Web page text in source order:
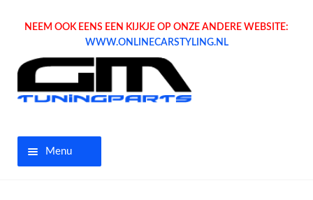
NEEM OOK EENS EEN KIJKJE OP ONZE ANDERE WEBSITE:
WWW.ONLINECARSTYLING.NL
Menu